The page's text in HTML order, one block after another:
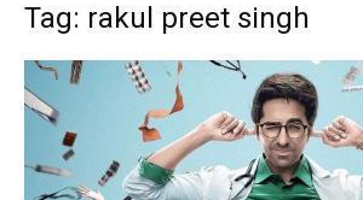
Tag: rakul preet singh